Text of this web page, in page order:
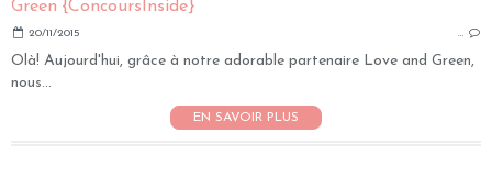
20/11/2015 …
Olà! Aujourd'hui, grâce à notre adorable partenaire Love and Green,
nous...
EN SAVOIR PLUS